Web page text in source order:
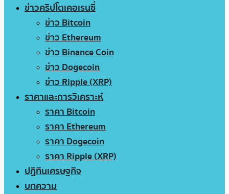
ข่าวคริปโตเคอเรนซี่
ข่าว Bitcoin
ข่าว Ethereum
ข่าว Binance Coin
ข่าว Dogecoin
ข่าว Ripple (XRP)
ราคาและการวิเคราะห์
ราคา Bitcoin
ราคา Ethereum
ราคา Dogecoin
ราคา Ripple (XRP)
ปฏิทินเศรษฐกิจ
บทความ